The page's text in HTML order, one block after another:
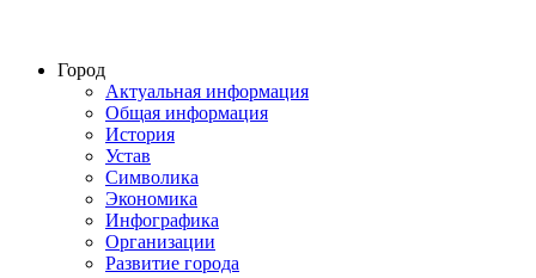
Город
Актуальная информация
Общая информация
История
Устав
Символика
Экономика
Инфографика
Организации
Развитие города